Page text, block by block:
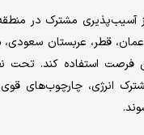
از آسیب‌پذیری مشترک در
عمان، قطر، عربستان
فرصت استفاده کند. تحت
مشترک انرژی،